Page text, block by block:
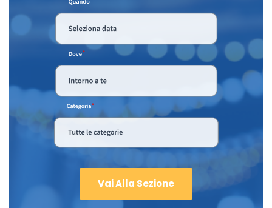
Vai Alla Sezione